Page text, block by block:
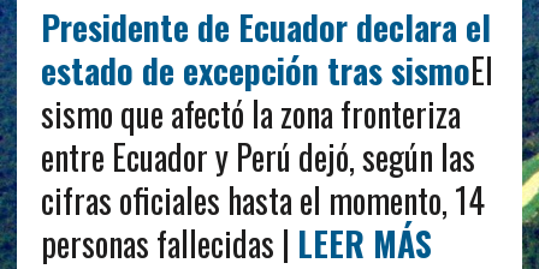
Presidente de Ecuador declara el
estado de excepción tras sismoEl
sismo que afectó la zona fronteriza
entre Ecuador y Perú dejó, según las
cifras oficiales hasta el momento, 14
personas fallecidas | LEER MÁS